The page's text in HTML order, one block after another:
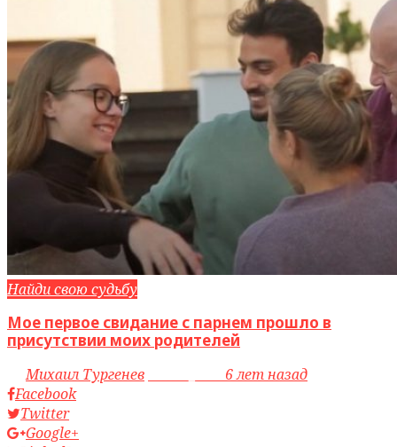
Найди свою судьбу
Мое первое свидание с парнем прошло в
присутствии моих родителей
byМихаил Тургенев
6 лет назад
Facebook
Twitter
Google+